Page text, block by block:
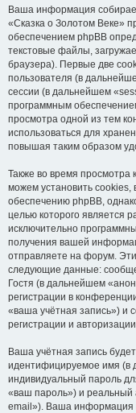
Ваша информация
«Сказка о Золотом Веке»
обеспечением phpBB
текстовые файлы,
браузера). Первые две
пользователя (в
сессии (в дальнейшем
программным
просмотра одной из тем
использоваться для
повышая таким образом
Также во время
можем установить
обеспечению phpBB,
целью которого является
исключительно
получения вашей
отправляете на форум.
следующие данные:
Гостя (в дальнейшем
регистрации в
«ваша учётная запись») и
регистрации и
Ваша учётная запись
идентифицируемое имя (в
индивидуальный пароль
«ваш пароль») и
email»). Ваша информация